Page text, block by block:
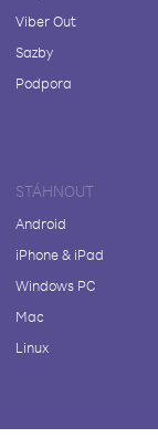
Viber Out
Sazby
Podpora
STÁHNOUT
Android
iPhone & iPad
Windows PC
Mac
Linux